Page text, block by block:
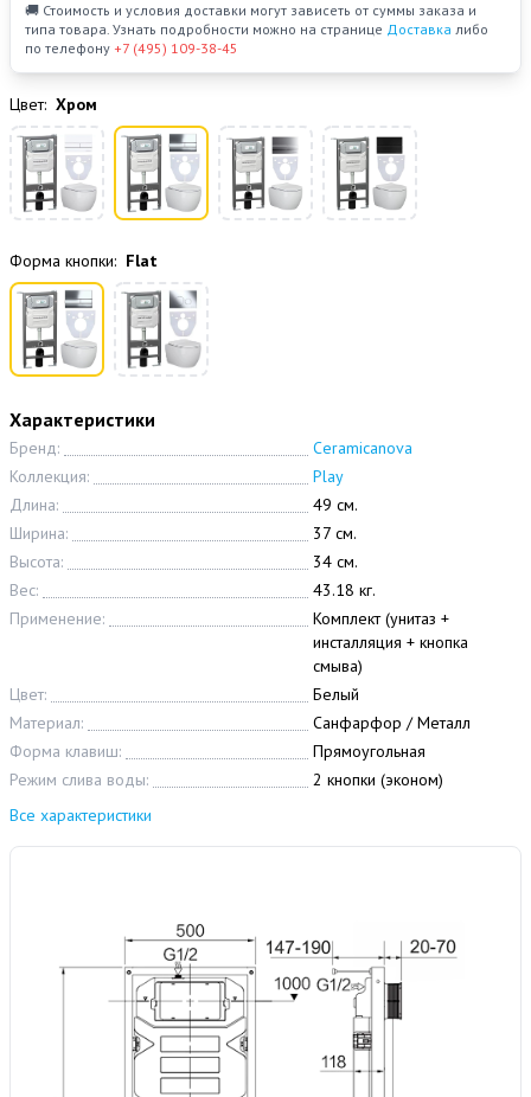
Характеристики
Бренд:
Ceramicanova
Коллекция:
Play
Длина:
49 см.
Ширина:
37 см.
Высота:
34 см.
Вес:
43.18 кг.
Применение:
Комплект (унитаз +
инсталляция + кнопка
смыва)
Цвет:
Белый
Материал:
Санфарфор / Металл
Форма клавиш:
Прямоугольная
Режим слива воды:
2 кнопки (эконом)
Все характеристики
🚚 Стоимость и условия доставки могут зависеть от суммы заказа и
типа товара. Узнать подробности можно на странице Доставка либо
по телефону +7 (495) 109-38-45
Цвет: Хром
Форма кнопки: Flat